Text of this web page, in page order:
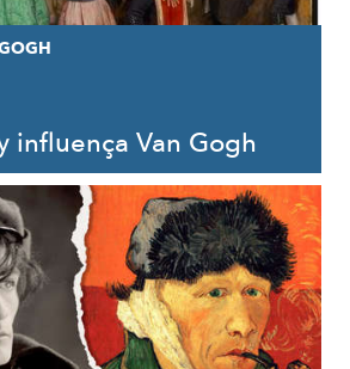
influença Van Gogh